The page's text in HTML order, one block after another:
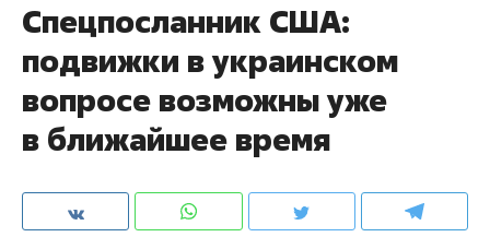
Спецпосланник США:
подвижки в украинском
вопросе возможны уже
в ближайшее время